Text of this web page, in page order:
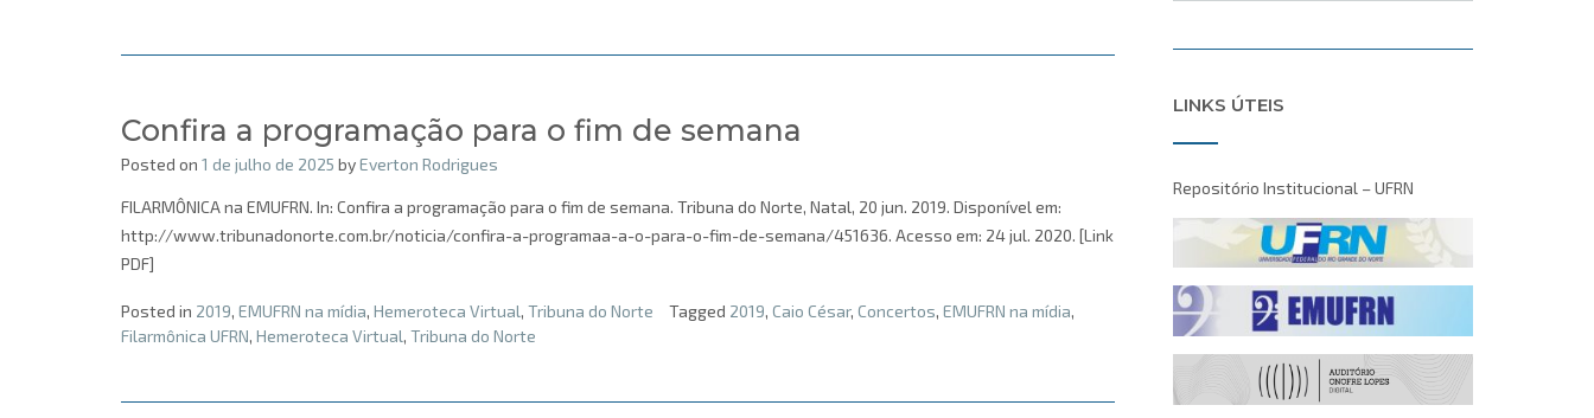
Confira a programação para o fim de semana
Posted on 1 de julho de 2025 byEverton Rodrigues
FILARMÔNICA na EMUFRN. In: Confira a programação para o fim de semana. Tribuna do Norte, Natal, 20 jun. 2019. Disponível em:
http://www.tribunadonorte.com.br/noticia/confira-a-programaa-a-o-para-o-fim-de-semana/451636. Acesso em: 24 jul. 2020. [Link
PDF]
Posted in 2019, EMUFRN na mídia, Hemeroteca Virtual, Tribuna do Norte Tagged 2019, Caio César, Concertos, EMUFRN na mídia,
Filarmônica UFRN, Hemeroteca Virtual, Tribuna do Norte
LINKS ÚTEIS
Repositório Institucional – UFRN